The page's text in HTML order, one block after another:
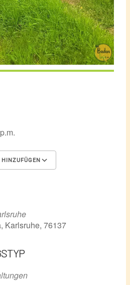
Karlsruhe, 76137